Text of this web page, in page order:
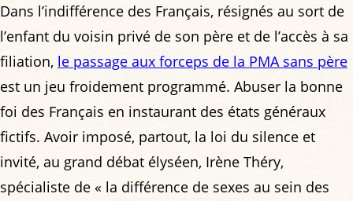
Dans l’indifférence des Français, résignés au sort de
l’enfant du voisin privé de son père et de l’accès à sa
filiation, le passage aux forceps de la PMA sans père
est un jeu froidement programmé. Abuser la bonne
foi des Français en instaurant des états généraux
fictifs. Avoir imposé, partout, la loi du silence et
invité, au grand débat élyséen, Irène Théry,
spécialiste de « la différence de sexes au sein des